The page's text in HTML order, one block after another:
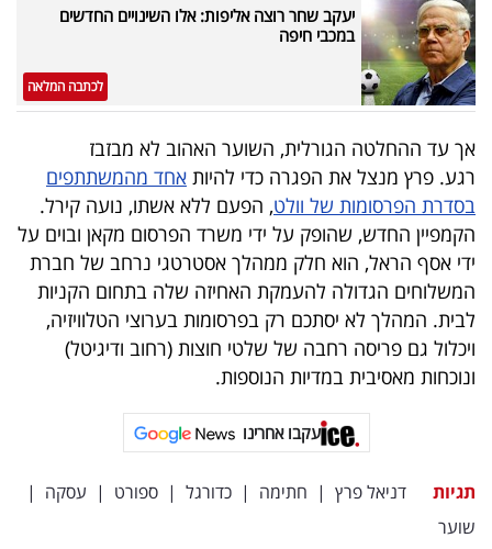
פרסמו
באייס
עקבו
אחרינו:
יעקב שחר רוצה אליפות: אלו השינויים החדשים
במכבי חיפה
לכתבה המלאה
אך עד ההחלטה הגורלית, השוער האהוב לא מבזבז
רגע. פרץ מנצל את הפגרה כדי להיות אחד מהמשתתפים
בסדרת הפרסומות של וולט, הפעם ללא אשתו, נועה קירל.
הקמפיין החדש, שהופק על ידי משרד הפרסום מקאן ובוים על
ידי אסף הראל, הוא חלק ממהלך אסטרטגי נרחב של חברת
המשלוחים הגדולה להעמקת האחיזה שלה בתחום הקניות
לבית. המהלך לא יסתכם רק בפרסומות בערוצי הטלוויזיה,
ויכלול גם פריסה רחבה של שלטי חוצות (רחוב ודיגיטל)
ונוכחות מאסיבית במדיות הנוספות.
עקבו אחרינו
תגיות דניאל פרץ | חתימה | כדורגל | ספורט | עסקה |
שוער